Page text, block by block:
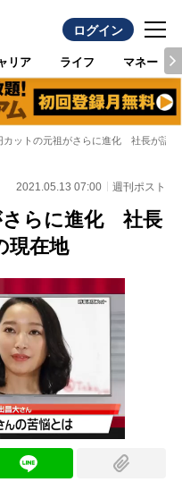
ログイン
リア ライフ マネー
カットの元祖がさらに進化 社長が語
2021.05.13 07:00 週刊ポスト
さらに進化 社長
現在地